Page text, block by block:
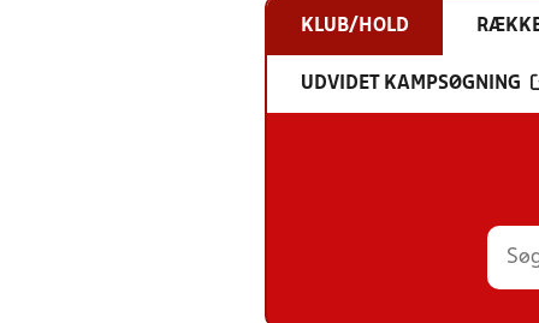
KLUB/HOLD
UDVIDET KAMPSØGNING